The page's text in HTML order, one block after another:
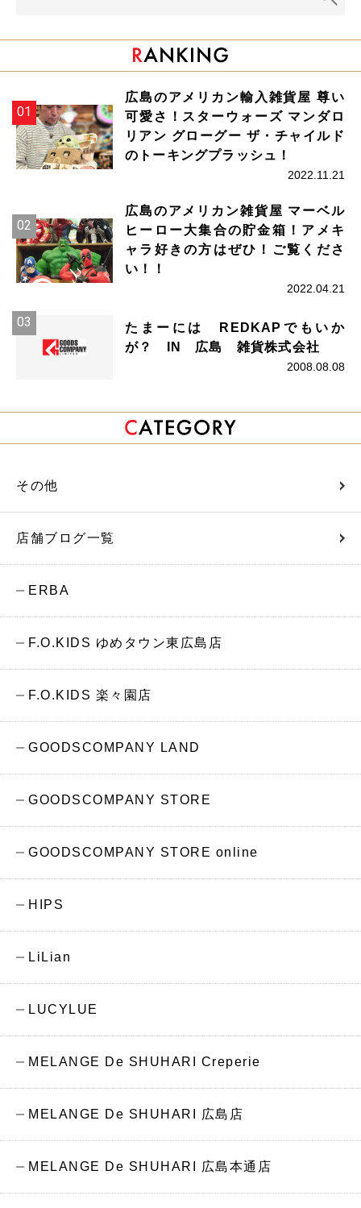
広島のアメリカン輸入雑貨屋 尊い
可愛さ！スターウォーズ マンダロ
リアン グローグー ザ・チャイルド
のトーキングプラッシュ！
2022.11.21
広島のアメリカン雑貨屋 マーベル
ヒーロー大集合の貯金箱！アメキ
ャラ好きの方はぜひ！ご覧くださ
い！！
2022.04.21
たまーには REDKAPでもいか
が？ IN 広島 雑貨株式会社
2008.08.08
その他
店舗ブログ一覧
ERBA
F.O.KIDS ゆめタウン東広島店
F.O.KIDS 楽々園店
GOODSCOMPANY LAND
GOODSCOMPANY STORE
GOODSCOMPANY STORE online
HIPS
LiLian
LUCYLUE
MELANGE De SHUHARI Creperie
MELANGE De SHUHARI 広島店
MELANGE De SHUHARI 広島本通店